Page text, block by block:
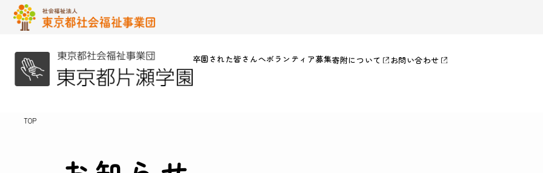
卒園された皆さんへボランティア募集寄附について お問い合わせ
TOP